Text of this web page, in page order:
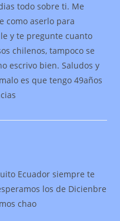
todo sobre ti. Me
como aserlo para
y te pregunte cuanto
chilenos, tampoco se
escrivo bien. Saludos y
es que tengo 49años
Ecuador siempre te
los de Dicienbre
chao